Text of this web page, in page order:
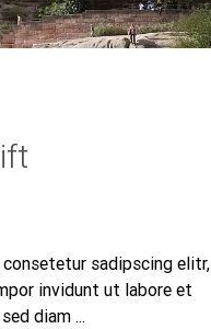
sadipscing elitr,
invidunt ut labore et
diam ...